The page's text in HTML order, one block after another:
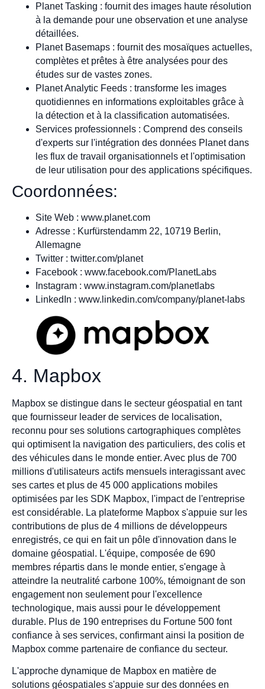
Planet Tasking : fournit des images haute résolution
à la demande pour une observation et une analyse
détaillées.
Planet Basemaps : fournit des mosaïques actuelles,
complètes et prêtes à être analysées pour des
études sur de vastes zones.
Planet Analytic Feeds : transforme les images
quotidiennes en informations exploitables grâce à
la détection et à la classification automatisées.
Services professionnels : Comprend des conseils
d'experts sur l'intégration des données Planet dans
les flux de travail organisationnels et l'optimisation
de leur utilisation pour des applications spécifiques.
Coordonnées:
Site Web : www.planet.com
Adresse : Kurfürstendamm 22, 10719 Berlin,
Allemagne
Twitter : twitter.com/planet
Facebook : www.facebook.com/PlanetLabs
Instagram : www.instagram.com/planetlabs
LinkedIn : www.linkedin.com/company/planet-labs
4. Mapbox
Mapbox se distingue dans le secteur géospatial en tant
que fournisseur leader de services de localisation,
reconnu pour ses solutions cartographiques complètes
qui optimisent la navigation des particuliers, des colis et
des véhicules dans le monde entier. Avec plus de 700
millions d'utilisateurs actifs mensuels interagissant avec
ses cartes et plus de 45 000 applications mobiles
optimisées par les SDK Mapbox, l'impact de l'entreprise
est considérable. La plateforme Mapbox s'appuie sur les
contributions de plus de 4 millions de développeurs
enregistrés, ce qui en fait un pôle d'innovation dans le
domaine géospatial. L'équipe, composée de 690
membres répartis dans le monde entier, s'engage à
atteindre la neutralité carbone 100%, témoignant de son
engagement non seulement pour l'excellence
technologique, mais aussi pour le développement
durable. Plus de 190 entreprises du Fortune 500 font
confiance à ses services, confirmant ainsi la position de
Mapbox comme partenaire de confiance du secteur.
L'approche dynamique de Mapbox en matière de
solutions géospatiales s'appuie sur des données en